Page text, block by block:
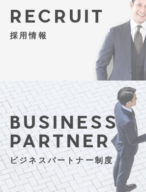
RECRUIT
採用情報
BUSINESS
PARTNER
ビジネスパートナー制度